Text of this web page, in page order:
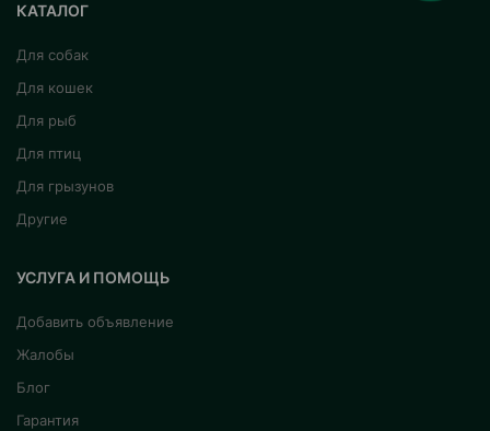
КАТАЛОГ
Для собак
Для кошек
Для рыб
Для птиц
Для грызунов
Другие
УСЛУГА И ПОМОЩЬ
Добавить объявление
Жалобы
Блог
Гарантия